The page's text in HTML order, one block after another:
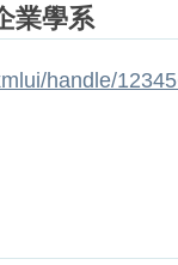
業學系
handle/